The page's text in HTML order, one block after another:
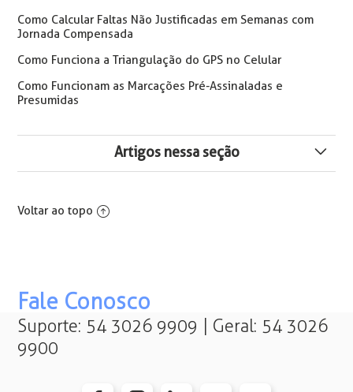
Como Calcular Faltas Não Justificadas em Semanas com
Jornada Compensada
Como Funciona a Triangulação do GPS no Celular
Como Funcionam as Marcações Pré-Assinaladas e
Presumidas
Artigos nessa seção
Folha Consolidada
Visualização das Programações e
Afastamentos/Ausências Aplicados ao Dia
Acerto do Ponto – Nova Tela
PROCESSO: “Finalizado com erro” – Como Verificar Qual
Voltar ao topo
Fale Conosco
Suporte: 54 3026 9909 | Geral: 54 3026
9900